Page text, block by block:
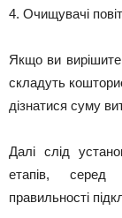
4. Очищувачі
Якщо ви вирішите
складуть
дізнатися суму
Далі слід
етапів, серед
правильності